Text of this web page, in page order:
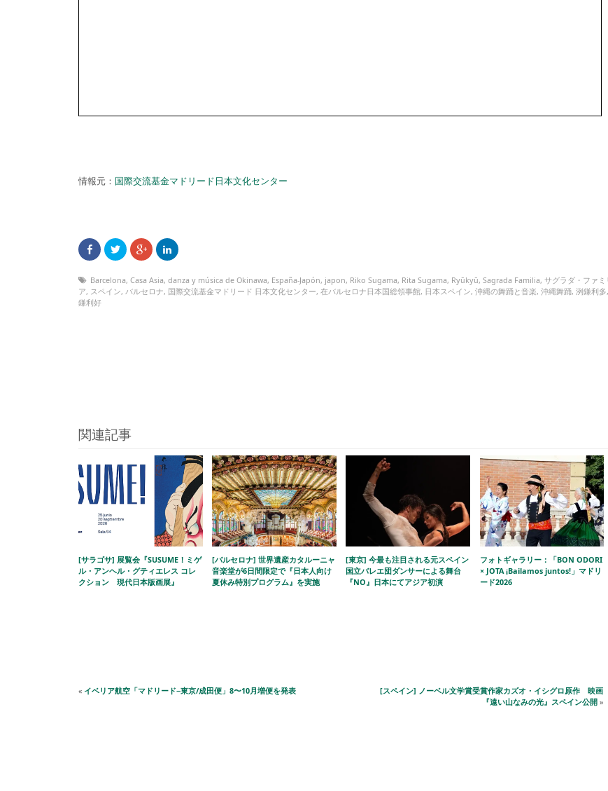
情報元： 国際交流基金マドリード日本文化センター
Barcelona, Casa Asia, danza y música de Okinawa, España-Japón, japon, Riko Sugama, Rita Sugama, Ryūkyū, Sagrada Familia, サグラダ・ファミ
ア, スペイン, バルセロナ, 国際交流基金マドリード 日本文化センター, 在バルセロナ日本国総領事館, 日本スペイン, 沖縄の舞踊と音楽, 沖縄舞踊, 洌鎌利多,
鎌利好
関連記事
[サラゴサ] 展覧会『SUSUME！ミゲ
ル・アンヘル・グティエレス コレ
クション 現代日本版画展』
[バルセロナ] 世界遺産カタルーニャ
音楽堂が6日間限定で『日本人向け
夏休み特別プログラム』を実施
[東京] 今最も注目される元スペイン
国立バレエ団ダンサーによる舞台
『NO』日本にてアジア初演
フォトギャラリー：「BON ODORI
× JOTA ¡Bailamos juntos!」マドリ
ード2026
« イベリア航空「マドリード−東京/成田便」8〜10月増便を発表
[スペイン] ノーベル文学賞受賞作家カズオ・イシグロ原作 映画
『遠い山なみの光』スペイン公開»